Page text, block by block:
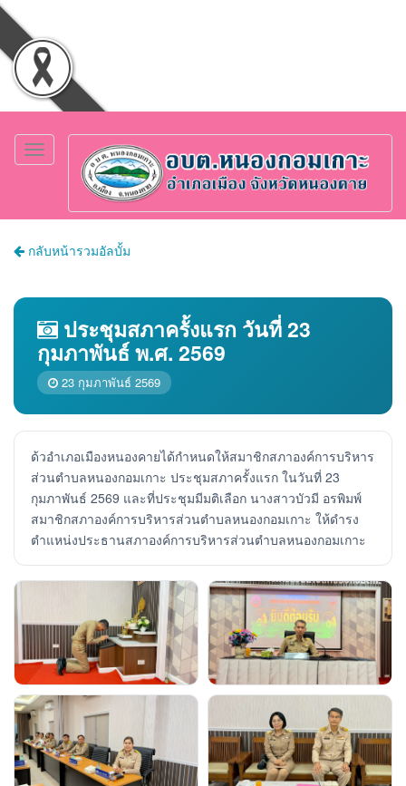
Toggle
navigation
กลับหน้ารวมอัลบั้ม
ประชุมสภาครั้งแรก วันที่ 23
กุมภาพันธ์ พ.ศ. 2569
23 กุมภาพันธ์ 2569
ด้วอำเภอเมืองหนองคายได้กำหนดให้สมาชิกสภาองค์การบริหาร
ส่วนตำบลหนองกอมเกาะ ประชุมสภาครั้งแรก ในวันที่ 23
กุมภาพันธ์ 2569 และที่ประชุมมีมติเลือก นางสาวบัวมี อรพิมพ์
สมาชิกสภาองค์การบริหารส่วนตำบลหนองกอมเกาะ ให้ดำรง
ตำแหน่งประธานสภาองค์การบริหารส่วนตำบลหนองกอมเกาะ